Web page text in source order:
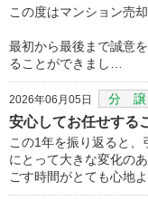
この度はマンション売
最初から最後まで誠意
ることができまし…
2026年06月05日 分 譲
安心してお任せする
この1年を振り返ると
にとって大きな変化の
ごす時間がとても心地